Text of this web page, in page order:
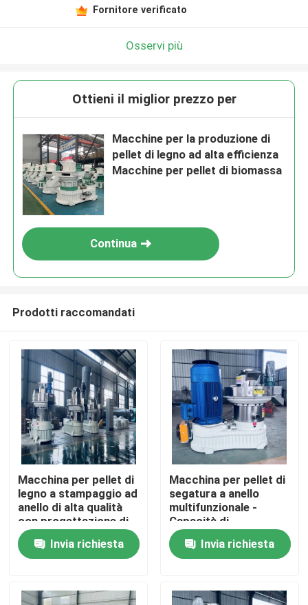
Casa
Prodotti
Mostra VR
Fornitore verificato
Osservi più
Ottieni il miglior prezzo per
Macchine per la produzione di
pellet di legno ad alta efficienza
Macchine per pellet di biomassa
Continua
Prodotti raccomandati
Macchina per pellet di
legno a stampaggio ad
anello di alta qualità
con progettazione di
alimentazione
verticale e sistema di
lubrificazione
pelletizzazione della
Invia richiesta
Macchina per pellet di
segatura a anello
multifunzionale -
Capacità di
produzione 0,8-3 T/H
Invia richiesta